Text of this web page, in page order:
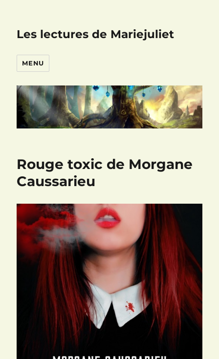
Les lectures de Mariejuliet
MENU
Rouge toxic de Morgane
Caussarieu